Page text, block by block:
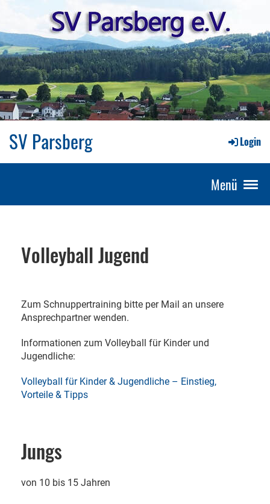
SV Parsberg Login
Menü
Volleyball Jugend
Zum Schnuppertraining bitte per Mail an unsere
Ansprechpartner wenden.
Informationen zum Volleyball für Kinder und
Jugendliche:
Volleyball für Kinder & Jugendliche – Einstieg,
Vorteile & Tipps
Jungs
von 10 bis 15 Jahren